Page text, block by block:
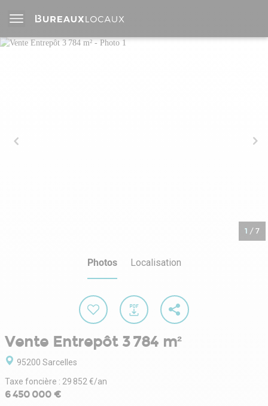
1 / 7
Photos Localisation
Vente Entrepôt 3 784 m²
95200 Sarcelles
Taxe foncière : 29 852 €/an
6 450 000 €